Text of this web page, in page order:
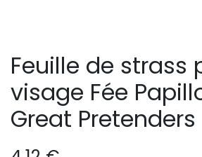
Feuille de strass
visage Fée
Great Pretenders